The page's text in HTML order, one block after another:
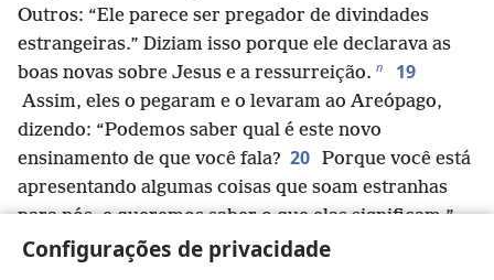
Configurações de privacidade
Outros: “Ele parece ser pregador de divindades
estrangeiras.” Diziam isso porque ele declarava as
boas novas sobre Jesus e a ressurreição. n 19
Assim, eles o pegaram e o levaram ao Areópago,
dizendo: “Podemos saber qual é este novo
ensinamento de que você fala? 20 Porque você está
apresentando algumas coisas que soam estranhas
para nós, e queremos saber o que elas significam.”
21 De fato, todos os atenienses e também os